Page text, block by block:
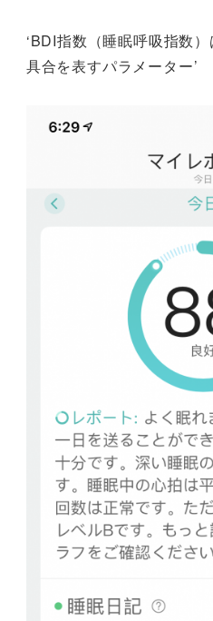
‘BDI指数（睡眠呼吸指数
具合を表すパラメーター’